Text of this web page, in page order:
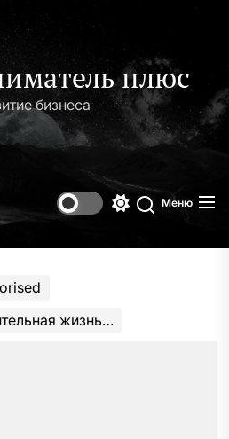
плюс
бизнеса
Поиск
Меню
успехи аспиранта из Казани